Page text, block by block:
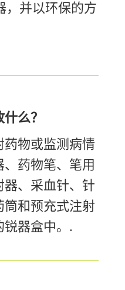
，并以环保的方
么？
物或监测病情
药物笔、笔用
、采血针、针
和预充式注射
器盒中。.